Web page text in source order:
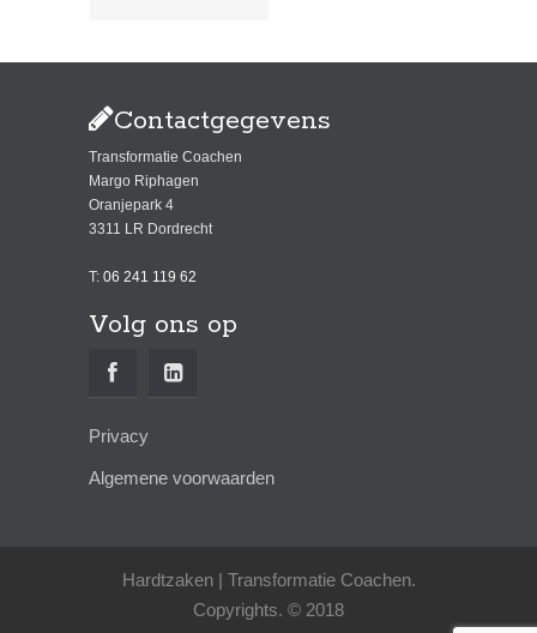
Contactgegevens
Transformatie Coachen
Margo Riphagen
Oranjepark 4
3311 LR Dordrecht
T: 06 241 119 62
Volg ons op
Privacy
Algemene voorwaarden
Hardtzaken | Transformatie Coachen.
Copyrights. © 2018